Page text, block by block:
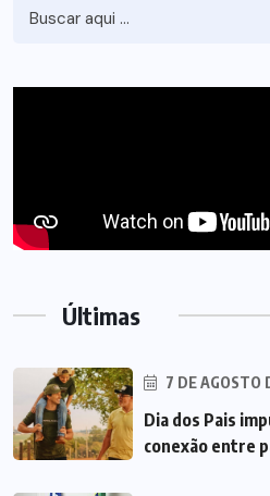
Últimas
7 DE AGOSTO
Dia dos Pais
conexão entre